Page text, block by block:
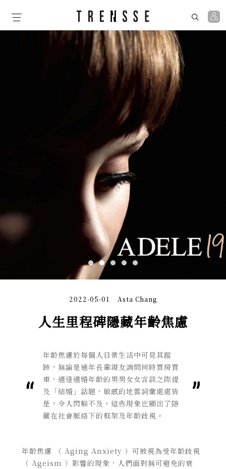
人生里程碑隱藏年齡焦慮
Asta Chang
2022-05-01
年齡焦慮於每個人日常生活中可見其蹤
跡，無論是過年長輩親友詢問何時買房買
車，適逢適婚年齡的男男女女言談之際提
及「結婚」話題，敏感的地雷詞彙處處皆
是，令人閃躲不及。這些現象也顯出了隱
藏在社會脈絡下的框架及年齡歧視。
年齡焦慮 （ Aging Anxiety ）可被視為受年齡歧視
（ Ageism ）影響的現象，人們面對無可避免的衰